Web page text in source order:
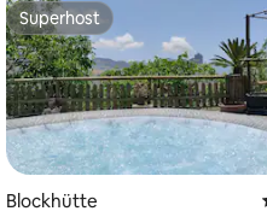
Superhost
Superhost
Blockhütte